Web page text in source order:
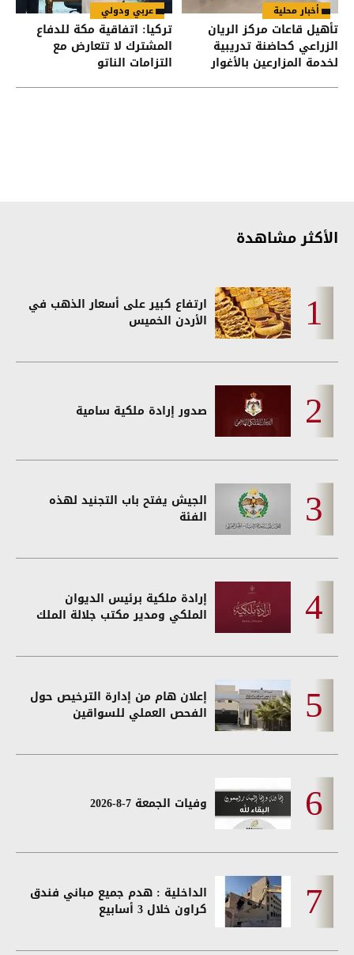
أخبار محلية
تأهيل قاعات مركز الريان
الزراعي كحاضنة تدريبية
لخدمة المزارعين بالأغوار
عربي ودولي
تركيا: اتفاقية مكة للدفاع
المشترك لا تتعارض مع
التزامات الناتو
الأكثر مشاهدة
ارتفاع كبير على أسعار الذهب في
الأردن الخميس
صدور إرادة ملكية سامية
الجيش يفتح باب التجنيد لهذه
الفئة
إرادة ملكية برئيس الديوان
الملكي ومدير مكتب جلالة الملك
إعلان هام من إدارة الترخيص حول
الفحص العملي للسواقين
وفيات الجمعة 7-8-2026
الداخلية : هدم جميع مباني فندق
كراون خلال 3 أسابيع